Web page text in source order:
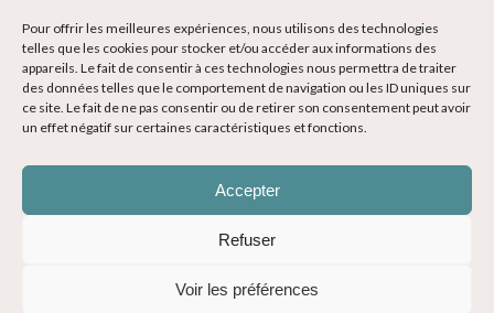
Pour offrir les meilleures expériences, nous utilisons des technologies
telles que les cookies pour stocker et/ou accéder aux informations des
appareils. Le fait de consentir à ces technologies nous permettra de traiter
des données telles que le comportement de navigation ou les ID uniques sur
ce site. Le fait de ne pas consentir ou de retirer son consentement peut avoir
un effet négatif sur certaines caractéristiques et fonctions.
Accepter
Refuser
Voir les préférences
Contact
Devenir Blogueur voyage
Ma Bucket List
© Copyright 2014-2024 - Evasions Gourmandes Blog Voyage - Tous